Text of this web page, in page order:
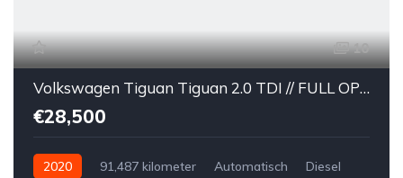
10
Volkswagen Tiguan Tiguan 2.0 TDI // FULL OPTION // R-Line // DSG // PANORAMISCH DAK // KEY-LESS // LEDER // DYNAUDIO // 360° //
€28,500
2020 91,487 kilometer Automatisch
Diesel